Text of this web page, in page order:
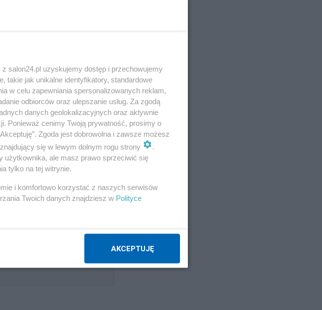
to pozwala
przez następną dekadę
szerszych objawów
psychotycznych
czasie) i wariantów
zaburzeń
psychotycznych i
działała jako czynnik
uwagi wyjaśniały 4–16
ciężkie zarzuty
salon24.pl uzyskujemy dostęp i przechowujemy
takie jak unikalne identyfikatory, standardowe
w celu zapewniania spersonalizowanych reklam,
odbiorców oraz ulepszanie usług. Za zgodą
danych geolokalizacyjnych oraz aktywnie
Ponieważ cenimy Twoją prywatność, prosimy o
Zgoda jest dobrowolna i zawsze możesz
się w lewym dolnym rogu strony
.
użytkownika, ale masz prawo sprzeciwić się
tylko na tej witrynie.
i komfortowo korzystać z naszych serwisów
Twoich danych znajdziesz w Polityce
AKCEPTUJĘ